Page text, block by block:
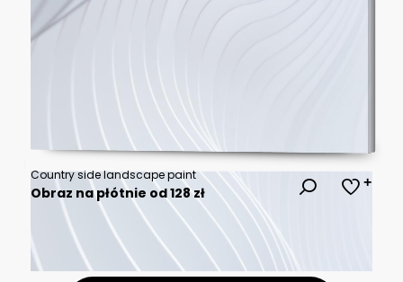
Country side landscape paint
Obraz na płótnie od 128 zł